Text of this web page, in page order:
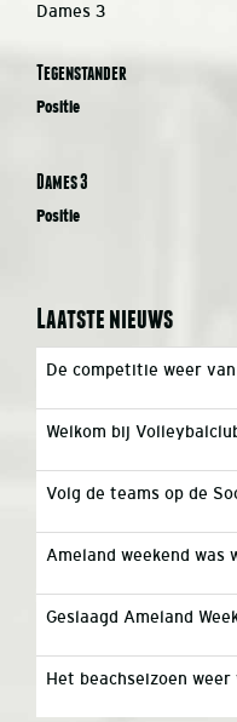
Dames 3
Tegenstander
Positie
Dames 3
Positie
Laatste nieuws
De competitie weer
Welkom bij
Volg de teams op de
Ameland weekend was
Geslaagd Ameland
Het beachseizoen